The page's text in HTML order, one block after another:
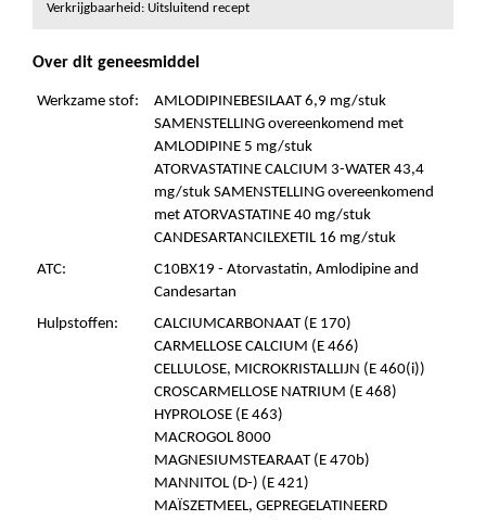
Verkrijgbaarheid: Uitsluitend recept
Over dit geneesmiddel
Werkzame stof:
AMLODIPINEBESILAAT 6,9 mg/stuk
SAMENSTELLING overeenkomend met
AMLODIPINE 5 mg/stuk
ATORVASTATINE CALCIUM 3-WATER 43,4
mg/stuk SAMENSTELLING overeenkomend
met ATORVASTATINE 40 mg/stuk
CANDESARTANCILEXETIL 16 mg/stuk
ATC:
C10BX19 - Atorvastatin, Amlodipine and
Candesartan
Hulpstoffen:
CALCIUMCARBONAAT (E 170)
CARMELLOSE CALCIUM (E 466)
CELLULOSE, MICROKRISTALLIJN (E 460(i))
CROSCARMELLOSE NATRIUM (E 468)
HYPROLOSE (E 463)
MACROGOL 8000
MAGNESIUMSTEARAAT (E 470b)
MANNITOL (D-) (E 421)
MAÏSZETMEEL, GEPREGELATINEERD